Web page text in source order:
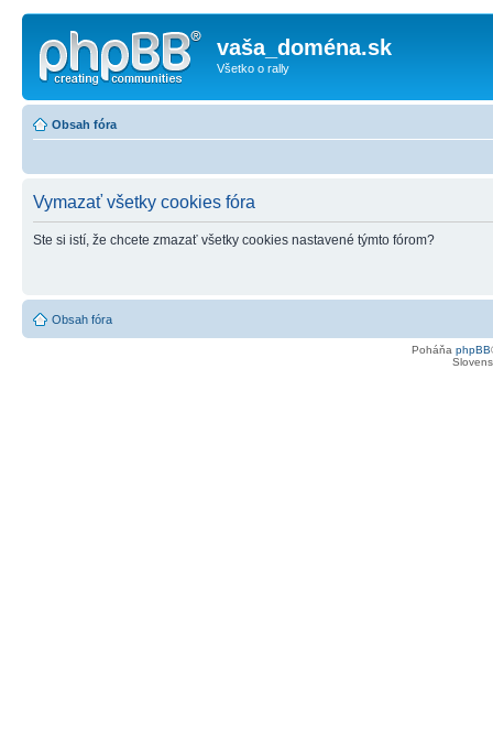
vaša_doména.sk
Všetko o rally
Obsah fóra
Vymazať všetky cookies fóra
Ste si istí, že chcete zmazať všetky cookies nastavené týmto fórom?
Obsah fóra
Poháňa phpBB